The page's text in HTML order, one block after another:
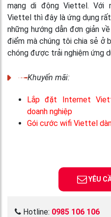
mạng di động Viettel. Với
Viettel thì đây là ứng dụng
những hướng dẫn đơn giản
điểm mà chúng tôi chia sẻ ở
chóng được trải nghiệm ứng
Khuyến mãi:
Lắp đặt Internet
doanh nghiệp
Gói cước wifi Viettel
YÊU
Hotline: 0985 106 106